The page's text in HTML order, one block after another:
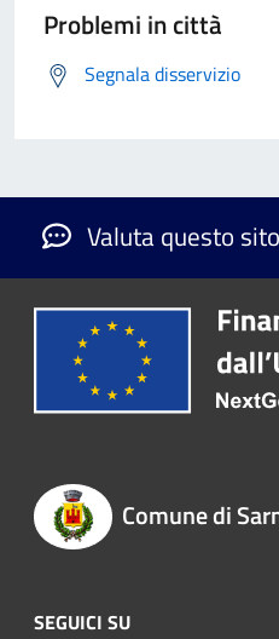
Problemi in città
Segnala disservizio
Valuta questo
Comune di
SEGUICI SU